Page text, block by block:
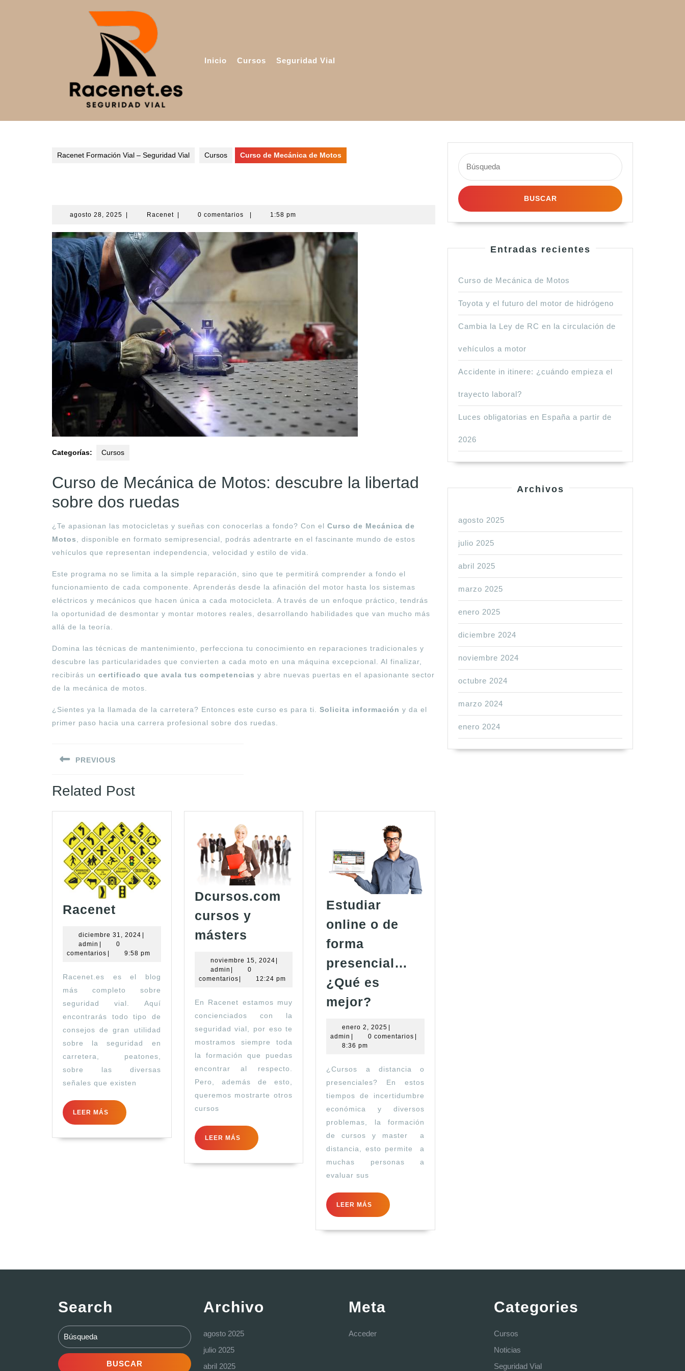
Inicio Cursos Seguridad Vial
Racenet Formación Vial – Seguridad Vial Cursos Curso de Mecánica de Motos
agosto 28, 2025 agosto
2025
RacenetRacenet0 comentarios 1:58 pm
Categorías: Cursos
Curso de Mecánica de Motos: descubre la libertad
sobre dos ruedas
¿Te apasionan las motocicletas y sueñas con conocerlas a fondo? Con el Curso de Mecánica de
Motos
, disponible en formato semipresencial, podrás adentrarte en el fascinante mundo de estos
vehículos que representan independencia, velocidad y estilo de vida.
Este programa no se limita a la simple reparación, sino que te permitirá comprender a fondo el
funcionamiento de cada componente. Aprenderás desde la afinación del motor hasta los sistemas
eléctricos y mecánicos que hacen única a cada motocicleta. A través de un enfoque práctico, tendrás
la oportunidad de desmontar y montar motores reales, desarrollando habilidades que van mucho más
allá de la teoría.
Domina las técnicas de mantenimiento, perfecciona tu conocimiento en reparaciones tradicionales y
descubre las particularidades que convierten a cada moto en una máquina excepcional. Al finalizar,
recibirás un certificado que avala tus competencias y abre nuevas puertas en el apasionante sector
de la mecánica de motos.
¿Sientes ya la llamada de la carretera? Entonces este curso es para ti. Solicita información y da el
primer paso hacia una carrera profesional sobre dos ruedas.
de
entradas
PREVIOUS
anterior:
Related Post
Racenet
diciembre 31, 2024 diciembre
2024
|
admin admin
|
0
comentarios | 9:58 pm
Racenet.es es el blog
más completo sobre
seguridad vial. Aquí
encontrarás todo tipo de
consejos de gran utilidad
sobre la seguridad en
carretera, peatones,
sobre las diversas
señales que existen
LEER MÁS
LEER
MÁS
Dcursos.com
cursos y
másters Dcursos.com
y
másters
noviembre 15, 2024noviembre
2024
|
admin admin
|
0
comentarios | 12:24 pm
En Racenet estamos muy
concienciados con la
seguridad vial, por eso te
mostramos siempre toda
la formación que puedas
encontrar al respecto.
Pero, además de esto,
queremos mostrarte otros
cursos
LEER MÁS
LEER
MÁS
Estudiar
online o de
forma
presencial…
¿Qué es
mejor?
o
presencial…
¿Qué
es
mejor?
enero 2, 2025 enero
2,
admin admin0 comentarios
8:36 pm
¿Cursos a distancia o
presenciales? En estos
tiempos de incertidumbre
económica y diversos
problemas, la formación
de cursos y master a
distancia, esto permite a
muchas personas a
evaluar sus
LEER MÁS
LEER
MÁS
Buscar:
Entradas recientes
Curso de Mecánica de Motos
Toyota y el futuro del motor de hidrógeno
Cambia la Ley de RC en la circulación de
vehículos a motor
Accidente in itinere: ¿cuándo empieza el
trayecto laboral?
Luces obligatorias en España a partir de
2026
Archivos
agosto 2025
julio 2025
abril 2025
marzo 2025
enero 2025
diciembre 2024
noviembre 2024
octubre 2024
marzo 2024
enero 2024
Search
Buscar:
Archivo
agosto 2025
julio 2025
abril 2025
Meta
Acceder
Categories
Cursos
Noticias
Seguridad Vial